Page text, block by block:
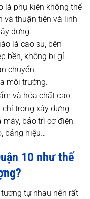
là phụ kiện không thể
và thuận tiện và linh
dựng.
là cao su, bên
bền, không bị gỉ.
chuyển.
môi trường.
và hóa chất cao.
trong xây dựng
bảo trì cơ điện,
bảng hiệu…
10 như thế
tự nhau nên rất